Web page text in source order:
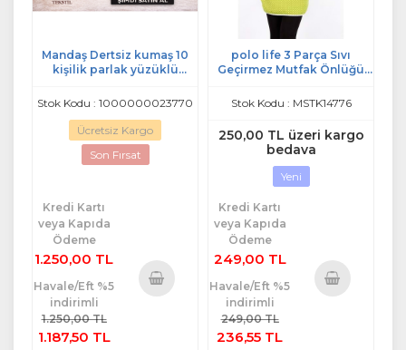
Mandaş Dertsiz kumaş 10
kişilik parlak yüzüklü
Stok Kodu : 1000000023770
Ücretsiz Kargo
Son Fırsat
Kredi Kartı
veya Kapıda
Ödeme
1.250,00 TL
Havale/Eft %5
indirimli
1.250,00 TL
1.187,50 TL
polo life 3 Parça Sıvı
Geçirmez Mutfak Önlüğü
Stok Kodu : MSTK14776
250,00 TL üzeri kargo
bedava
Yeni
Kredi Kartı
veya Kapıda
Ödeme
249,00 TL
Havale/Eft %5
indirimli
249,00 TL
236,55 TL